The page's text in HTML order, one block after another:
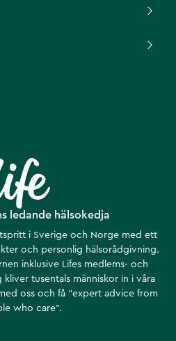
ledande hälsokedja
i Sverige och Norge med ett
och personlig hälsorådgivning.
inklusive Lifes medlems- och
kliver tusentals människor in i våra
oss och få ”expert advice from
who care”.